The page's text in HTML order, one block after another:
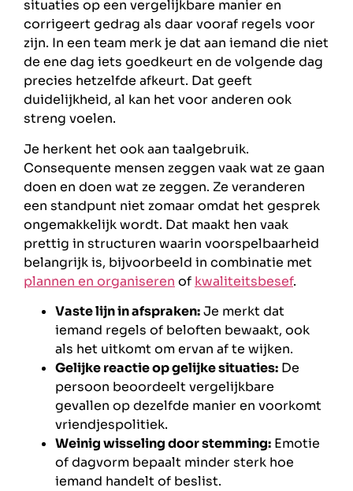
situaties op een vergelijkbare manier en
corrigeert gedrag als daar vooraf regels voor
zijn. In een team merk je dat aan iemand die niet
de ene dag iets goedkeurt en de volgende dag
precies hetzelfde afkeurt. Dat geeft
duidelijkheid, al kan het voor anderen ook
streng voelen.
Je herkent het ook aan taalgebruik.
Consequente mensen zeggen vaak wat ze gaan
doen en doen wat ze zeggen. Ze veranderen
een standpunt niet zomaar omdat het gesprek
ongemakkelijk wordt. Dat maakt hen vaak
prettig in structuren waarin voorspelbaarheid
belangrijk is, bijvoorbeeld in combinatie met
plannen en organiseren of kwaliteitsbesef.
Vaste lijn in afspraken:Je merkt dat
iemand regels of beloften bewaakt, ook
als het uitkomt om ervan af te wijken.
Gelijke reactie op gelijke situaties: De
persoon beoordeelt vergelijkbare
gevallen op dezelfde manier en voorkomt
vriendjespolitiek.
Weinig wisseling door stemming: Emotie
of dagvorm bepaalt minder sterk hoe
iemand handelt of beslist.